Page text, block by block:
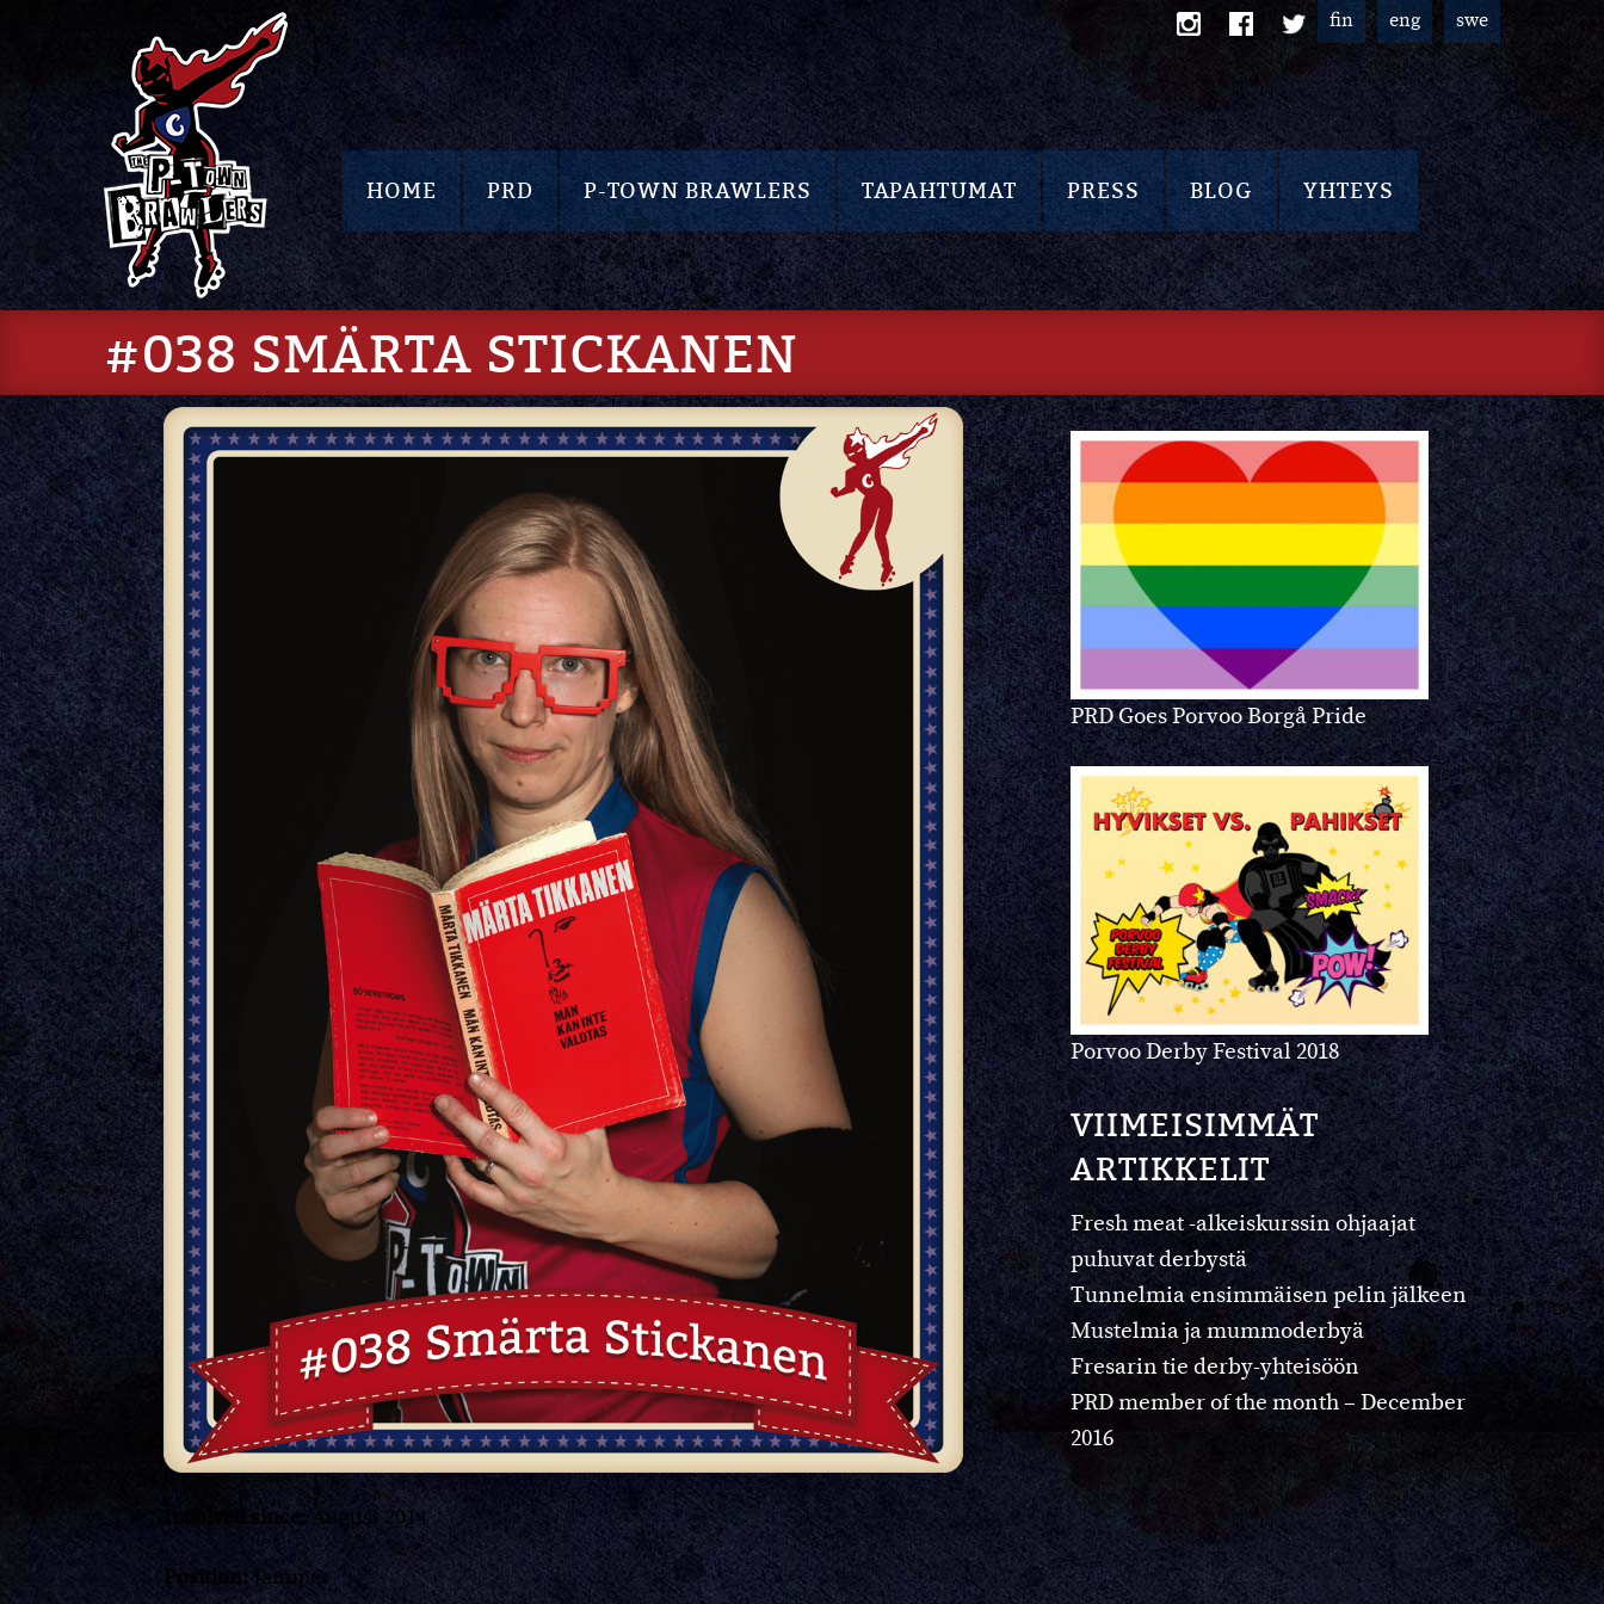
swe
eng
fin
HOME PRD P-TOWN BRAWLERS TAPAHTUMAT PRESS BLOG YHTEYS
#038 SMÄRTA STICKANEN
Involved since: August 2014
Position: Jammer
PRD Goes Porvoo Borgå Pride
Porvoo Derby Festival 2018
VIIMEISIMMÄT
ARTIKKELIT
Fresh meat -alkeiskurssin ohjaajat
puhuvat derbystä
Tunnelmia ensimmäisen pelin jälkeen
Mustelmia ja mummoderbyä
Fresarin tie derby-yhteisöön
PRD member of the month – December
2016